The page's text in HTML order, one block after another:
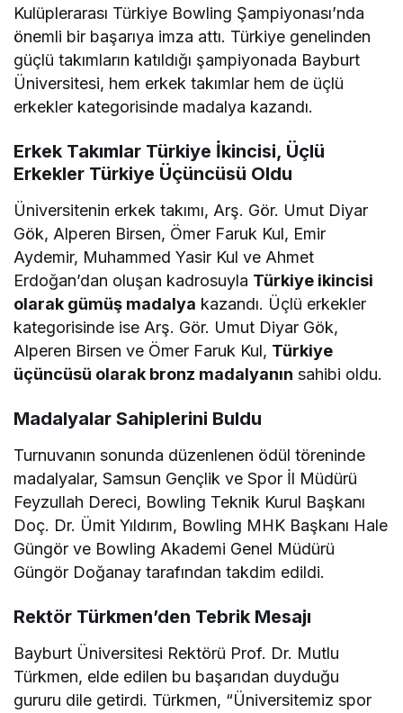
Kulüplerarası Türkiye Bowling Şampiyonası’nda
önemli bir başarıya imza attı. Türkiye genelinden
güçlü takımların katıldığı şampiyonada Bayburt
Üniversitesi, hem erkek takımlar hem de üçlü
erkekler kategorisinde madalya kazandı.
Erkek Takımlar Türkiye İkincisi, Üçlü
Erkekler Türkiye Üçüncüsü Oldu
Üniversitenin erkek takımı, Arş. Gör. Umut Diyar
Gök, Alperen Birsen, Ömer Faruk Kul, Emir
Aydemir, Muhammed Yasir Kul ve Ahmet
Erdoğan’dan oluşan kadrosuyla Türkiye ikincisi
olarak gümüş madalya kazandı. Üçlü erkekler
kategorisinde ise Arş. Gör. Umut Diyar Gök,
Alperen Birsen ve Ömer Faruk Kul, Türkiye
üçüncüsü olarak bronz madalyanın sahibi oldu.
Madalyalar Sahiplerini Buldu
Turnuvanın sonunda düzenlenen ödül töreninde
madalyalar, Samsun Gençlik ve Spor İl Müdürü
Feyzullah Dereci, Bowling Teknik Kurul Başkanı
Doç. Dr. Ümit Yıldırım, Bowling MHK Başkanı Hale
Güngör ve Bowling Akademi Genel Müdürü
Güngör Doğanay tarafından takdim edildi.
Rektör Türkmen’den Tebrik Mesajı
Bayburt Üniversitesi Rektörü Prof. Dr. Mutlu
Türkmen, elde edilen bu başarıdan duyduğu
gururu dile getirdi. Türkmen, “Üniversitemiz spor